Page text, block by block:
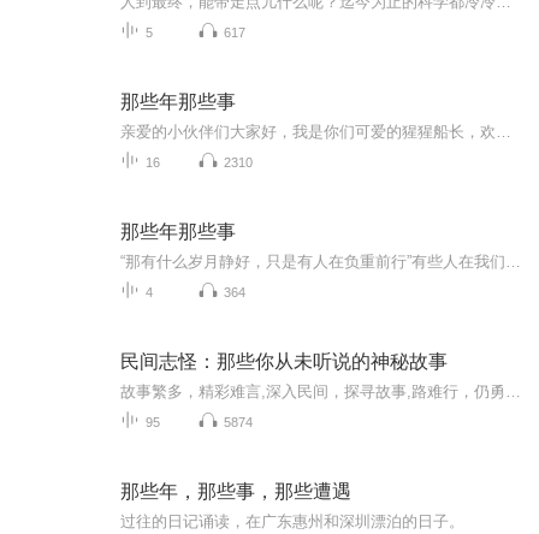
5 617
那些年那些事
16 2310
那些年那些事
4 364
民间志怪：那些你从未听说的神秘故事
95 5874
那些年，那些事，那些遭遇
过往的日记诵读，在广东惠州和深圳漂泊的日子。